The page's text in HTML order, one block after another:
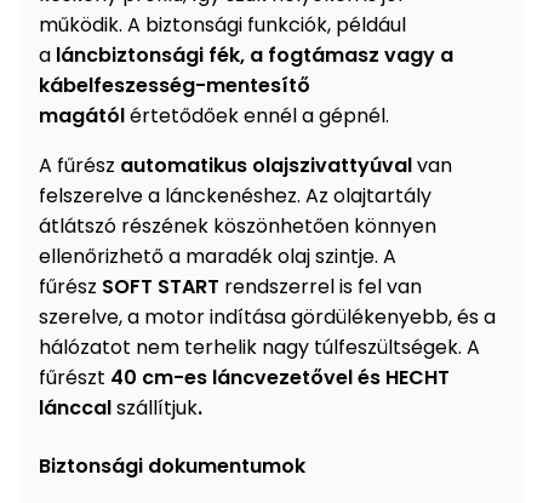
Permetező
Üvegház
és
Komposztáló
Kézi
szerszám,
eszközök
Kiegészítők
működik. A biztonsági funkciók, például
a láncbiztonsági fék, a fogtámasz vagy a
kábelfeszesség-mentesítő
magátólértetődőek ennél a gépnél.
A fűrész automatikus olajszivattyúvalvan
felszerelve a lánckenéshez. Az olajtartály
átlátszó részének köszönhetően könnyen
ellenőrizhető a maradék olaj szintje. A
fűrész SOFT START rendszerrel is fel van
szerelve, a motor indítása gördülékenyebb, és a
hálózatot nem terhelik nagy túlfeszültségek. A
fűrészt 40 cm-es láncvezetővel és HECHT
lánccalszállítjuk.
Biztonsági dokumentumok